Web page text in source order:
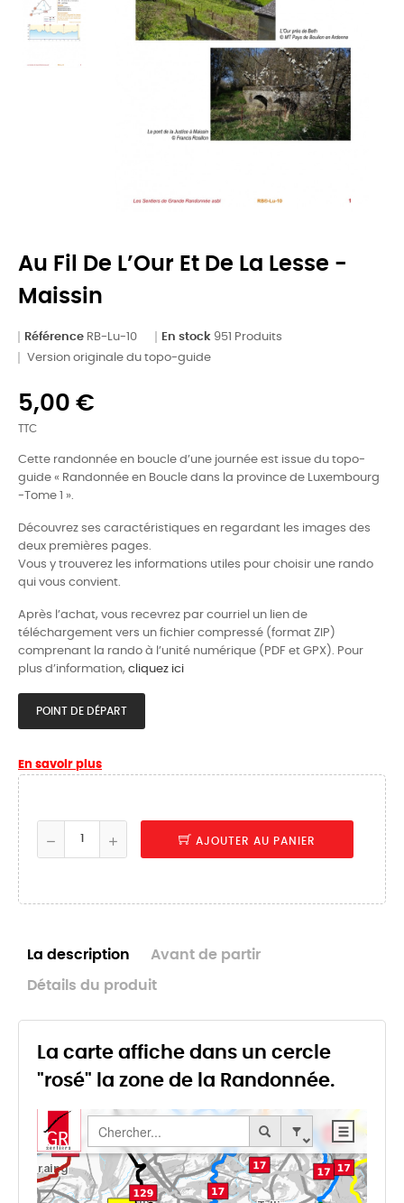
Au Fil De L’Our Et De La Lesse -
Maissin
Référence RB-Lu-10 En stock 951 Produits
Version originale du topo-guide
5,00 €
TTC
Cette randonnée en boucle d’une journée est issue du topo-
guide « Randonnée en Boucle dans la province de Luxembourg
-Tome 1 ».
Découvrez ses caractéristiques en regardant les images des
deux premières pages.
Vous y trouverez les informations utiles pour choisir une rando
qui vous convient.
Après l’achat, vous recevrez par courriel un lien de
téléchargement vers un fichier compressé (format ZIP)
comprenant la rando à l’unité numérique (PDF et GPX). Pour
plus d’information, cliquez ici
POINT DE DÉPART
En savoir plus
AJOUTER AU PANIER
La description Avant de partir
Détails du produit
La carte affiche dans un cercle
"rosé" la zone de la Randonnée.